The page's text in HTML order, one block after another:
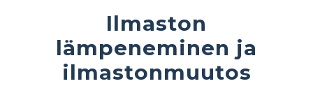
Ilmaston
lämpeneminen ja
ilmastonmuutos